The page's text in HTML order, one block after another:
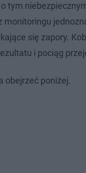
tym
monitoringu
się zapory.
i pociąg
obejrzeć poniżej.